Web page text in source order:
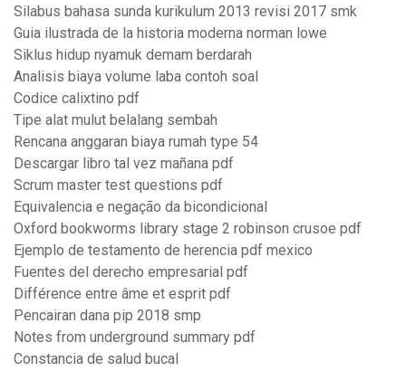
Silabus bahasa sunda kurikulum 2013 revisi 2017 smk
Guia ilustrada de la historia moderna norman lowe
Siklus hidup nyamuk demam berdarah
Analisis biaya volume laba contoh soal
Codice calixtino pdf
Tipe alat mulut belalang sembah
Rencana anggaran biaya rumah type 54
Descargar libro tal vez mañana pdf
Scrum master test questions pdf
Equivalencia e negação da bicondicional
Oxford bookworms library stage 2 robinson crusoe pdf
Ejemplo de testamento de herencia pdf mexico
Fuentes del derecho empresarial pdf
Différence entre âme et esprit pdf
Pencairan dana pip 2018 smp
Notes from underground summary pdf
Constancia de salud bucal